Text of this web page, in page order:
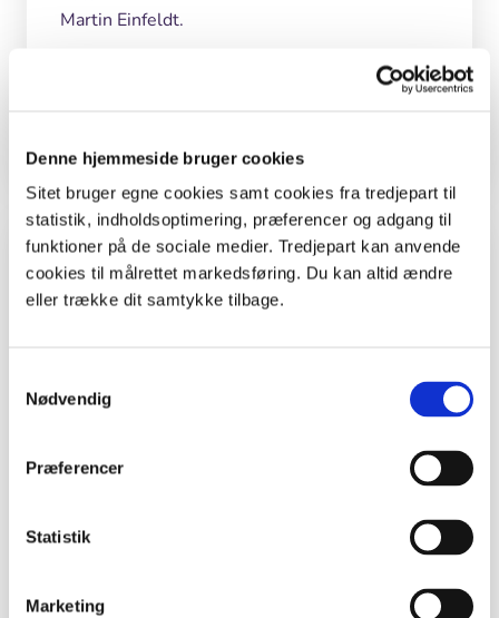
Denne hjemmeside bruger cookies
Sitet bruger egne cookies samt cookies fra tredjepart til
statistik, indholdsoptimering, præferencer og adgang til
funktioner på de sociale medier. Tredjepart kan anvende
cookies til målrettet markedsføring. Du kan altid ændre
eller trække dit samtykke tilbage.
Nødvendig
Præferencer
Statistik
Marketing
Martin Einfeldt.
Udeskolebørn fra Gl. Rye skole leger bro bro
Inspiration og lignende materialer
0. - 3. klasse
Blåmuslinger - det blå guld med masser af
aktivitet
Undervisningsforløb
Aktiviteter